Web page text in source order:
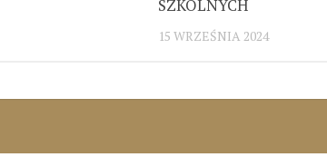
SZKOLNYCH
15 WRZEŚNIA 2024